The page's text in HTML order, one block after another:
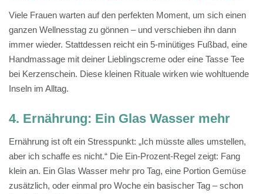
Viele Frauen warten auf den perfekten Moment, um sich einen
ganzen Wellnesstag zu gönnen – und verschieben ihn dann
immer wieder. Stattdessen reicht ein 5-minütiges Fußbad, eine
Handmassage mit deiner Lieblingscreme oder eine Tasse Tee
bei Kerzenschein. Diese kleinen Rituale wirken wie wohltuende
Inseln im Alltag.
4. Ernährung: Ein Glas Wasser mehr
Ernährung ist oft ein Stresspunkt: „Ich müsste alles umstellen,
aber ich schaffe es nicht.“ Die Ein-Prozent-Regel zeigt: Fang
klein an. Ein Glas Wasser mehr pro Tag, eine Portion Gemüse
zusätzlich, oder einmal pro Woche ein basischer Tag – schon